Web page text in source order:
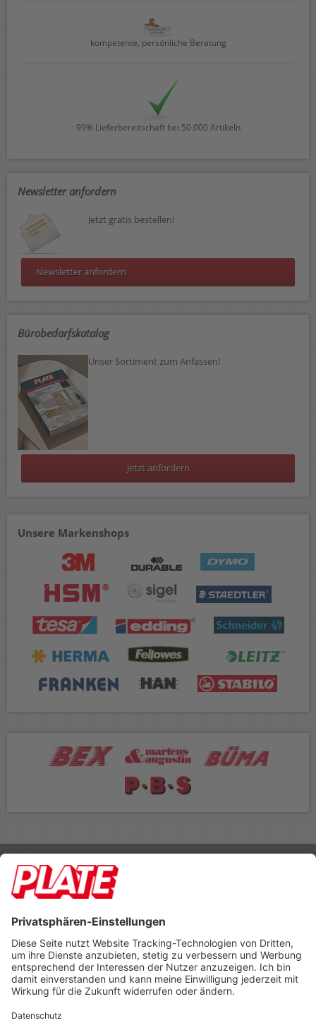
kompetente, persönliche Beratung
99% Lieferbereitschaft bei 50.000 Artikeln
Newsletter anfordern
Jetzt gratis bestellen!
Newsletter anfordern
Bürobedarfskatalog
Unser Sortiment zum Anfassen!
Jetzt anfordern
Unsere Markenshops
Rufen Sie uns an 04298 401-0
Lieferbedingungen Impressum
Footer anzeigen
PLATE Büromaterial Vertriebs GmbH
Hilligenwarf 5